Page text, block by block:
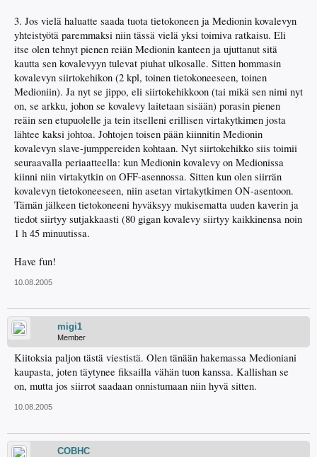
3. Jos vielä haluatte saada tuota tietokoneen ja Medionin kovalevyn
yhteistyötä paremmaksi niin tässä vielä yksi toimiva ratkaisu. Eli
itse olen tehnyt pienen reiän Medionin kanteen ja ujuttanut sitä
kautta sen kovalevyyn tulevat piuhat ulkosalle. Sitten hommasin
kovalevyn siirtokehikon (2 kpl, toinen tietokoneeseen, toinen
Medioniin). Ja nyt se jippo, eli siirtokehikkoon (tai mikä sen nimi nyt
on, se arkku, johon se kovalevy laitetaan sisään) porasin pienen
reäin sen etupuolelle ja tein itselleni erillisen virtakytkimen josta
lähtee kaksi johtoa. Johtojen toisen pään kiinnitin Medionin
kovalevyn slave-jumppereiden kohtaan. Nyt siirtokehikko siis toimii
seuraavalla periaatteella: kun Medionin kovalevy on Medionissa
kiinni niin virtakytkin on OFF-asennossa. Sitten kun olen siirrän
kovalevyn tietokoneeseen, niin asetan virtakytkimen ON-asentoon.
Tämän jälkeen tietokoneeni hyväksyy mukisematta uuden kaverin ja
tiedot siirtyy sutjakkaasti (80 gigan kovalevy siirtyy kaikkinensa noin
1 h 45 minuutissa.
Have fun!
10.08.2005
migi1
Member
Kiitoksia paljon tästä viestistä. Olen tänään hakemassa Medioniani
kaupasta, joten täytynee fiksailla vähän tuon kanssa. Kallishan se
on, mutta jos siirrot saadaan onnistumaan niin hyvä sitten.
10.08.2005
COBHC